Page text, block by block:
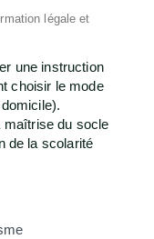
légale et
une instruction
choisir le mode
maîtrise du socle
de la scolarité